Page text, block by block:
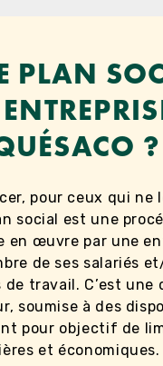
PLAN
?
pour ceux qui ne
social est une
en œuvre par une
de ses salariés
travail. C’est une
soumise à des
pour objectif de
et économiques.